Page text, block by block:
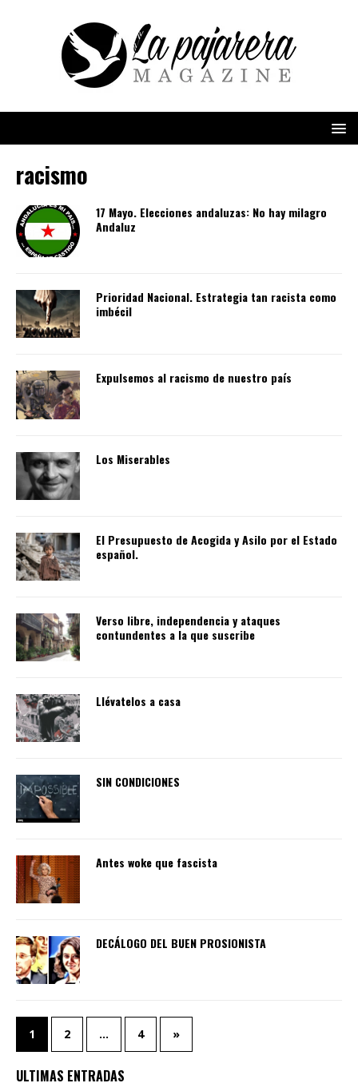
racismo
17 Mayo. Elecciones andaluzas: No hay milagro
Andaluz
Prioridad Nacional. Estrategia tan racista como
imbécil
Expulsemos al racismo de nuestro país
Los Miserables
El Presupuesto de Acogida y Asilo por el Estado
español.
Verso libre, independencia y ataques
contundentes a la que suscribe
Llévatelos a casa
SIN CONDICIONES
Antes woke que fascista
DECÁLOGO DEL BUEN PROSIONISTA
1 2 … 4 »
ULTIMAS ENTRADAS